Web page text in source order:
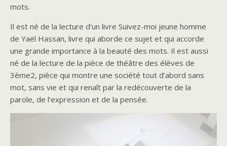
mots.
Il est né de la lecture d’un livre Suivez-moi jeune homme
de Yaël Hassan, livre qui aborde ce sujet et qui accorde
une grande importance à la beauté des mots. Il est aussi
né de la lecture de la pièce de théâtre des élèves de
3ème2, pièce qui montre une société tout d’abord sans
mot, sans vie et qui renaît par la redécouverte de la
parole, de l’expression et de la pensée.